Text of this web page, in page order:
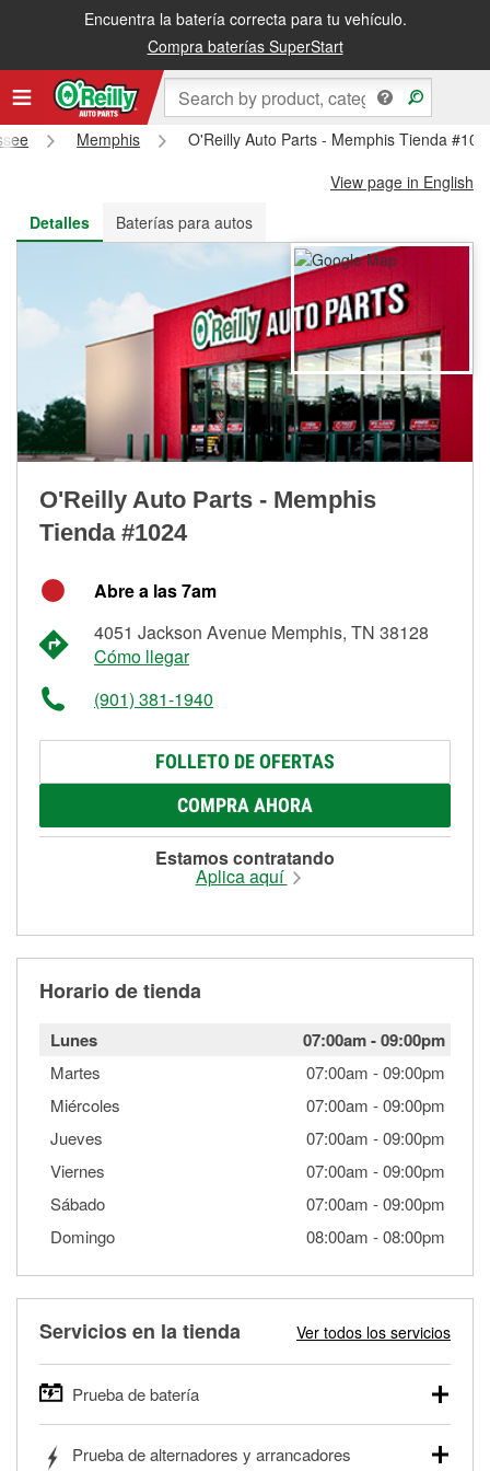
Encuentra la batería correcta para tu vehículo.
Compra baterías SuperStart
Recibe tu orden gratis al día siguiente o recógela en la tienda
Memphis
O'Reilly Auto Parts - Memphis Tienda
View page in English
Detalles
Baterías para autos
O'Reilly Auto Parts - Memphis
Tienda #1024
Abre a las 7am
4051 Jackson Avenue Memphis, TN 38128
Cómo llegar
(901) 381-1940
FOLLETO DE OFERTAS
COMPRA AHORA
Estamos contratando
Aplica aquí
Horario de tienda
Lunes 07:00am-09:00pm
Martes 07:00am -09:00pm
Miércoles
07:00am -09:00pm
Jueves
07:00am -09:00pm
Viernes
07:00am -09:00pm
Sábado
07:00am -09:00pm
Domingo
08:00am -08:00pm
Servicios en la tienda Ver todos los servicios
Prueba de batería
autos, camionetas, SUVs, vehículos comerciales y
Prueba de alternadores y arrancadores